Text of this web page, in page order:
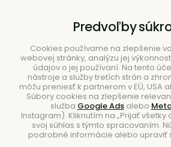
Hľadať
Predvoľby
Cookies používame na zlepšenie
webovej stránky, analýzu jej
údajov o jej používaní. Na tento
nástroje a služby tretích strán a
môžu preniesť k partnerom v EÚ, USA
Súbory cookies na zlepšenie
služba Google Adsalebo
Instagram). Kliknutím na „Prijať všetky
svoj súhlas s týmto spracovaním.
podrobné informácie alebo upraviť